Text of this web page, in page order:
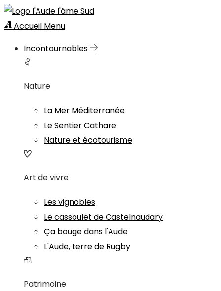
Accueil Menu
Incontournables
Nature
La Mer Méditerranée
Le Sentier Cathare
Nature et écotourisme
Art de vivre
Les vignobles
Le cassoulet de Castelnaudary
Ça bouge dans l'Aude
L'Aude, terre de Rugby
Patrimoine